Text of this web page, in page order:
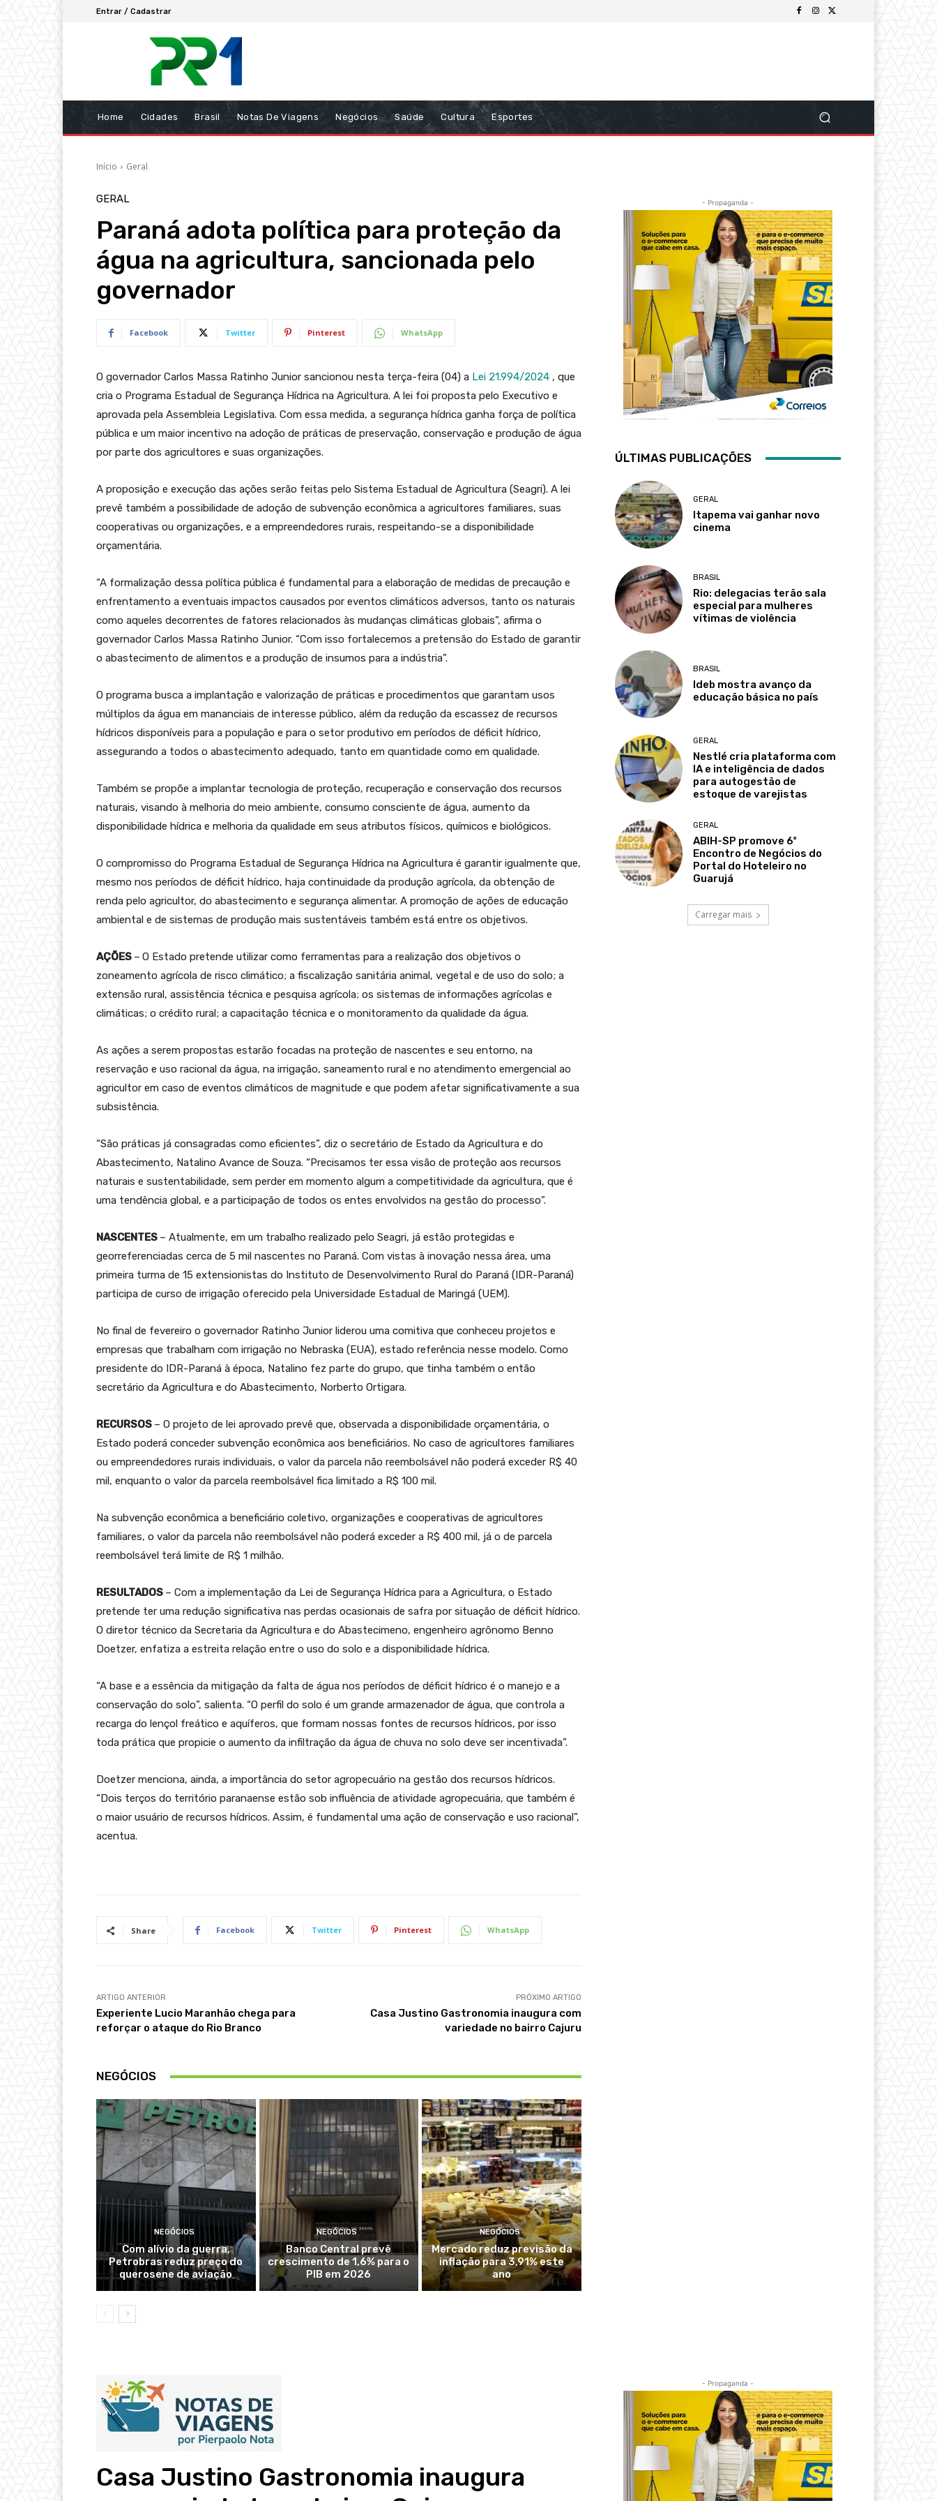
Entrar / Cadastrar
Home Cidades Brasil Notas De Viagens Negócios Saúde Cultura Esportes
Início Geral
GERAL
Paraná adota política para proteção da
água na agricultura, sancionada pelo
governador
Facebook Twitter Pinterest WhatsApp
O governador Carlos Massa Ratinho Junior sancionou nesta terça-feira (04) a Lei 21.994/2024 , que
cria o Programa Estadual de Segurança Hídrica na Agricultura. A lei foi proposta pelo Executivo e
aprovada pela Assembleia Legislativa. Com essa medida, a segurança hídrica ganha força de política
pública e um maior incentivo na adoção de práticas de preservação, conservação e produção de água
por parte dos agricultores e suas organizações.
A proposição e execução das ações serão feitas pelo Sistema Estadual de Agricultura (Seagri). A lei
prevê também a possibilidade de adoção de subvenção econômica a agricultores familiares, suas
cooperativas ou organizações, e a empreendedores rurais, respeitando-se a disponibilidade
orçamentária.
“A formalização dessa política pública é fundamental para a elaboração de medidas de precaução e
enfrentamento a eventuais impactos causados por eventos climáticos adversos, tanto os naturais
como aqueles decorrentes de fatores relacionados às mudanças climáticas globais”, afirma o
governador Carlos Massa Ratinho Junior. “Com isso fortalecemos a pretensão do Estado de garantir
o abastecimento de alimentos e a produção de insumos para a indústria”.
O programa busca a implantação e valorização de práticas e procedimentos que garantam usos
múltiplos da água em mananciais de interesse público, além da redução da escassez de recursos
hídricos disponíveis para a população e para o setor produtivo em períodos de déficit hídrico,
assegurando a todos o abastecimento adequado, tanto em quantidade como em qualidade.
Também se propõe a implantar tecnologia de proteção, recuperação e conservação dos recursos
naturais, visando à melhoria do meio ambiente, consumo consciente de água, aumento da
disponibilidade hídrica e melhoria da qualidade em seus atributos físicos, químicos e biológicos.
O compromisso do Programa Estadual de Segurança Hídrica na Agricultura é garantir igualmente que,
mesmo nos períodos de déficit hídrico, haja continuidade da produção agrícola, da obtenção de
renda pelo agricultor, do abastecimento e segurança alimentar. A promoção de ações de educação
ambiental e de sistemas de produção mais sustentáveis também está entre os objetivos.
AÇÕES – O Estado pretende utilizar como ferramentas para a realização dos objetivos o
zoneamento agrícola de risco climático; a fiscalização sanitária animal, vegetal e de uso do solo; a
extensão rural, assistência técnica e pesquisa agrícola; os sistemas de informações agrícolas e
climáticas; o crédito rural; a capacitação técnica e o monitoramento da qualidade da água.
As ações a serem propostas estarão focadas na proteção de nascentes e seu entorno, na
reservação e uso racional da água, na irrigação, saneamento rural e no atendimento emergencial ao
agricultor em caso de eventos climáticos de magnitude e que podem afetar significativamente a sua
subsistência.
“São práticas já consagradas como eficientes”, diz o secretário de Estado da Agricultura e do
Abastecimento, Natalino Avance de Souza. “Precisamos ter essa visão de proteção aos recursos
naturais e sustentabilidade, sem perder em momento algum a competitividade da agricultura, que é
uma tendência global, e a participação de todos os entes envolvidos na gestão do processo”.
NASCENTES – Atualmente, em um trabalho realizado pelo Seagri, já estão protegidas e
georreferenciadas cerca de 5 mil nascentes no Paraná. Com vistas à inovação nessa área, uma
primeira turma de 15 extensionistas do Instituto de Desenvolvimento Rural do Paraná (IDR-Paraná)
participa de curso de irrigação oferecido pela Universidade Estadual de Maringá (UEM).
No final de fevereiro o governador Ratinho Junior liderou uma comitiva que conheceu projetos e
empresas que trabalham com irrigação no Nebraska (EUA), estado referência nesse modelo. Como
presidente do IDR-Paraná à época, Natalino fez parte do grupo, que tinha também o então
secretário da Agricultura e do Abastecimento, Norberto Ortigara.
RECURSOS – O projeto de lei aprovado prevê que, observada a disponibilidade orçamentária, o
Estado poderá conceder subvenção econômica aos beneficiários. No caso de agricultores familiares
ou empreendedores rurais individuais, o valor da parcela não reembolsável não poderá exceder R$ 40
mil, enquanto o valor da parcela reembolsável fica limitado a R$ 100 mil.
Na subvenção econômica a beneficiário coletivo, organizações e cooperativas de agricultores
familiares, o valor da parcela não reembolsável não poderá exceder a R$ 400 mil, já o de parcela
reembolsável terá limite de R$ 1 milhão.
RESULTADOS – Com a implementação da Lei de Segurança Hídrica para a Agricultura, o Estado
pretende ter uma redução significativa nas perdas ocasionais de safra por situação de déficit hídrico.
O diretor técnico da Secretaria da Agricultura e do Abastecimeno, engenheiro agrônomo Benno
Doetzer, enfatiza a estreita relação entre o uso do solo e a disponibilidade hídrica.
“A base e a essência da mitigação da falta de água nos períodos de déficit hídrico é o manejo e a
conservação do solo”, salienta. “O perfil do solo é um grande armazenador de água, que controla a
recarga do lençol freático e aquíferos, que formam nossas fontes de recursos hídricos, por isso
toda prática que propicie o aumento da infiltração da água de chuva no solo deve ser incentivada”.
Doetzer menciona, ainda, a importância do setor agropecuário na gestão dos recursos hídricos.
“Dois terços do território paranaense estão sob influência de atividade agropecuária, que também é
o maior usuário de recursos hídricos. Assim, é fundamental uma ação de conservação e uso racional”,
acentua.
Share Facebook Twitter Pinterest WhatsApp
ARTIGO ANTERIOR
Experiente Lucio Maranhão chega para
reforçar o ataque do Rio Branco
PRÓXIMO ARTIGO
Casa Justino Gastronomia inaugura com
variedade no bairro Cajuru
NEGÓCIOS
NEGÓCIOS
Com alívio da guerra,
Petrobras reduz preço do
querosene de aviação
NEGÓCIOS
Banco Central prevê
crescimento de 1,6% para o
PIB em 2026
NEGÓCIOS
Mercado reduz previsão da
inflação para 3,91% este
ano
- Propaganda -
ÚLTIMAS PUBLICAÇÕES
GERAL
Itapema vai ganhar novo
cinema
BRASIL
Rio: delegacias terão sala
especial para mulheres
vítimas de violência
BRASIL
Ideb mostra avanço da
educação básica no país
GERAL
Nestlé cria plataforma com
IA e inteligência de dados
para autogestão de
estoque de varejistas
GERAL
ABIH-SP promove 6º
Encontro de Negócios do
Portal do Hoteleiro no
Guarujá
Carregar mais